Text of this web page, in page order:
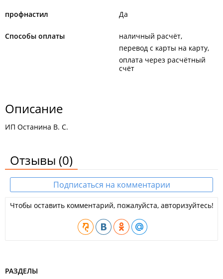
профнастил Да
Способы оплаты
наличный расчёт
перевод с карты на карту
оплата через расчётный
счёт
Описание
ИП Останина В. С.
Отзывы (0)
Подписаться на комментарии
Чтобы оставить комментарий, пожалуйста, авторизуйтесь!
РАЗДЕЛЫ